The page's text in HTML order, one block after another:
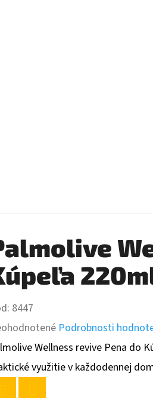
8447
Podrobnosti
Wellness revive Pena do
využitie v každodennej